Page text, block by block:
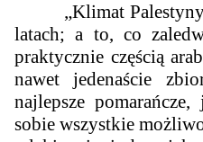
„Klimat Palestyny
latach; a to, co
praktycznie częścią
nawet jedenaście
najlepsze
sobie wszystkie